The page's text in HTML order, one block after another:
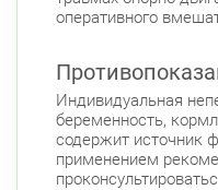
оперативного
Индивидуальная
беременность,
содержит источник
применением